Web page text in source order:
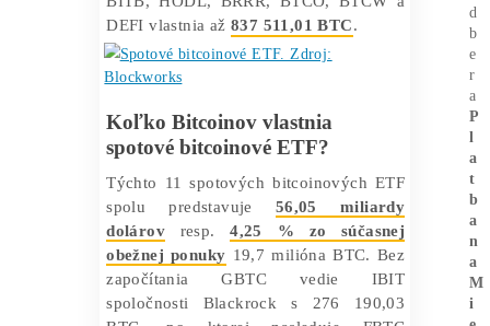
zhromaždilo 548 556,62 BTC v hodnote
36,71 miliardy dolárov.
Okrem toho sa bitcoinový trust od
mimoburzového fondu na verejne
obchodovateľný fond, ktorý v súčasnosti
vlastní 288 954,39 BTC. Takže spolu 11
fondov GBTC, IBIT, FBTC, ARKB,
BITB, HODL, BRRR, BTCO, BTCW a
DEFI vlastnia až837 511,01 BTC.